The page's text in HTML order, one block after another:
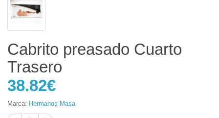
Cabrito preasado Cuarto
Trasero
38.82€
Marca: Hermanos Masa